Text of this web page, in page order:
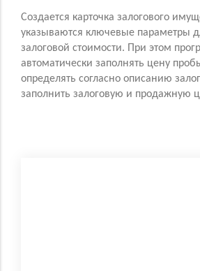
Создается карточка залогового
указываются ключевые параметры
залоговой стоимости. При этом
автоматически заполнять цену
определять согласно описанию
заполнить залоговую и продажную